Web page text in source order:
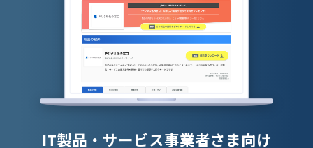
IT製品・サービス事業者さま向け